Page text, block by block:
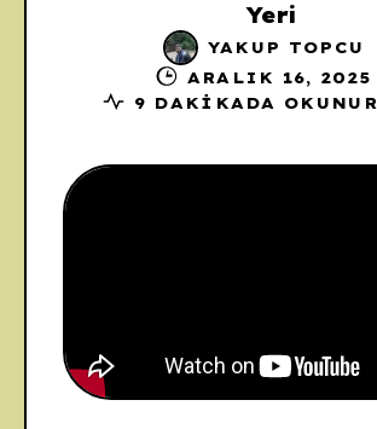
Yeri
YAKUP TOPCU
ARALIK 16, 2025
9 DAKIKADA OKUNUR